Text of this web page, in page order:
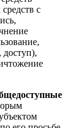
с
доступ),